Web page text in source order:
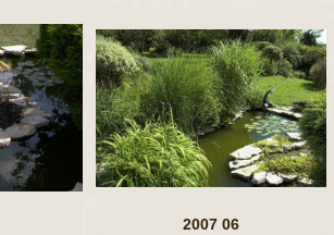
2007 06